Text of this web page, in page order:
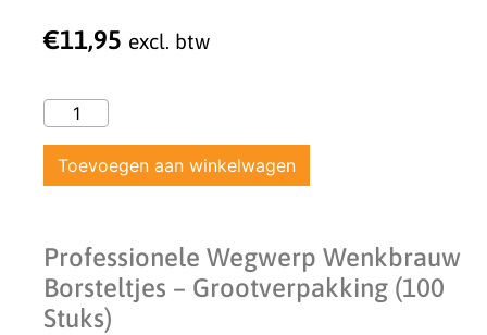
€11,95 excl. btw
Toevoegen aan winkelwagen
Professionele Wegwerp Wenkbrauw
Borsteltjes – Grootverpakking (100
Stuks)